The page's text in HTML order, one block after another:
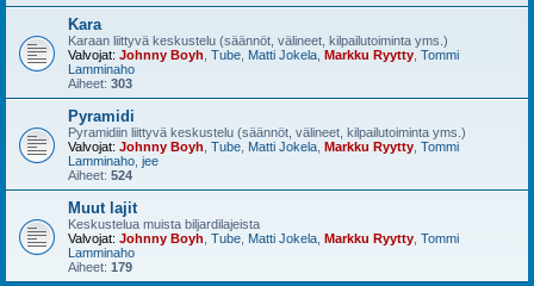
Kara
Karaan liittyvä keskustelu (säännöt, välineet, kilpailutoiminta yms.)
Valvojat: Johnny Boyh Tube Matti Jokela Markku Ryytty Tommi
Lamminaho
Aiheet: 303
Pyramidi
Pyramidiin liittyvä keskustelu (säännöt, välineet, kilpailutoiminta yms.)
Valvojat: Johnny Boyh Tube Matti Jokela Markku Ryytty Tommi
Lamminaho jee
Aiheet: 524
Muut lajit
Keskustelua muista biljardilajeista
Valvojat: Johnny Boyh Tube Matti Jokela Markku Ryytty Tommi
Lamminaho
Aiheet: 179